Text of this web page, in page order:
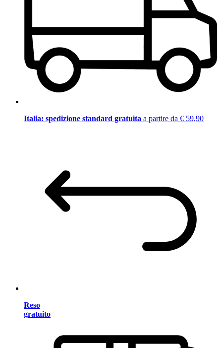
Italia: spedizione standard gratuita a partire da € 59,90
Reso
gratuito